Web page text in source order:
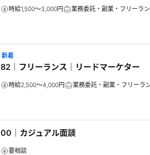
時給1,500～3,000円 業務委託・副業・フリーラ
新着
82｜フリーランス｜リードマーケター
時給2,500～4,000円 業務委託・副業・フリーラ
00｜カジュアル面談
要相談